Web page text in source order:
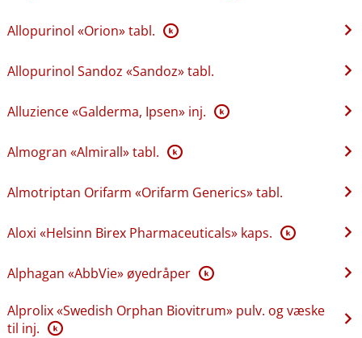
Allopurinol «Orion» tabl. K
Allopurinol Sandoz «Sandoz» tabl.
Alluzience «Galderma, Ipsen» inj. K
Almogran «Almirall» tabl. K
Almotriptan Orifarm «Orifarm Generics» tabl.
Aloxi «Helsinn Birex Pharmaceuticals» kaps. K
Alphagan «AbbVie» øyedråper K
Alprolix «Swedish Orphan Biovitrum» pulv. og væske
til inj. K